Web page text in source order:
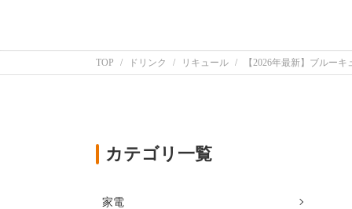
TOP ドリンク リキュール 【2026年最新】ブルー
カテゴリ一覧
家電